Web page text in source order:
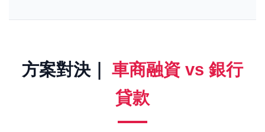
方案對決｜ 車商融資 vs 銀行
貸款